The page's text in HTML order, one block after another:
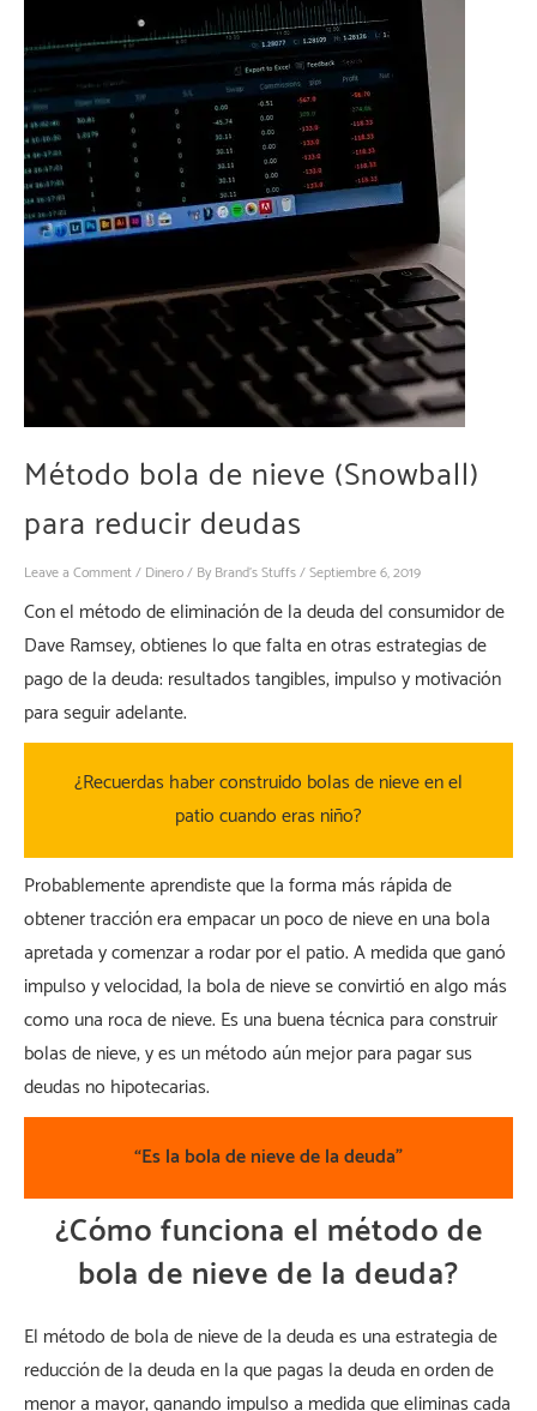
Método bola de nieve (Snowball)
para reducir deudas
Leave a Comment/ Dinero/ By Brand's Stuffs/Septiembre 6, 2019
Con el método de eliminación de la deuda del consumidor de
Dave Ramsey, obtienes lo que falta en otras estrategias de
pago de la deuda: resultados tangibles, impulso y motivación
para seguir adelante.
¿Recuerdas haber construido bolas de nieve en el
patio cuando eras niño?
Probablemente aprendiste que la forma más rápida de
obtener tracción era empacar un poco de nieve en una bola
apretada y comenzar a rodar por el patio. A medida que ganó
impulso y velocidad, la bola de nieve se convirtió en algo más
como una roca de nieve. Es una buena técnica para construir
bolas de nieve, y es un método aún mejor para pagar sus
deudas no hipotecarias.
“Es la bola de nieve de la deuda”
¿Cómo funciona el método de
bola de nieve de la deuda?
El método de bola de nieve de la deuda es una estrategia de
reducción de la deuda en la que pagas la deuda en orden de
menor a mayor, ganando impulso a medida que eliminas cada